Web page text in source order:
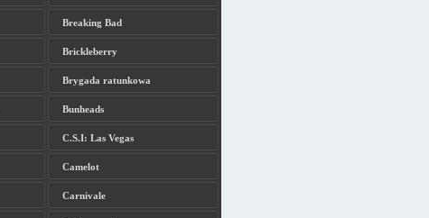
Breaking Bad
Brickleberry
Brygada ratunkowa
Bunheads
C.S.I: Las Vegas
Camelot
Carnivale